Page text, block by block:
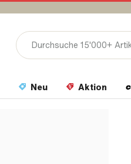
Neu Aktion